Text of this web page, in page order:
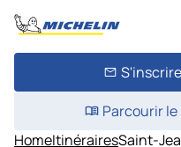
Parcourir
HomeItinérairesSaint-